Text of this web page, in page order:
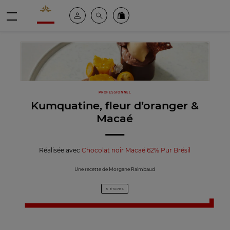
Valrhona - Imaginons le meilleur du chocolat
Espace clientRechercheCommandez en ligne
PROFESSIONNEL
Kumquatine, fleur d’oranger &
Macaé
Réalisée avecChocolat noir Macaé 62% Pur Brésil
Une recette de Morgane Raimbaud
8 ÉTAPES